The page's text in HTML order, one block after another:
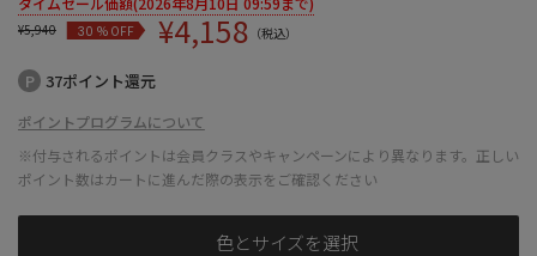
¥5,940 30 % OFF ¥4,158 （税込）
37ポイント還元
ポイントプログラムについて
※付与されるポイントは会員クラスやキャンペーンにより異なります。正しい
ポイント数はカートに進んだ際の表示をご確認ください
色とサイズを選択